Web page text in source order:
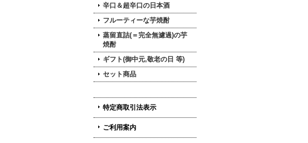
辛口＆超辛口の日本酒
フルーティーな芋焼酎
蒸留直詰(＝完全無濾過)の芋
焼酎
ギフト(御中元,敬老の日 等)
セット商品
特定商取引法表示
ご利用案内